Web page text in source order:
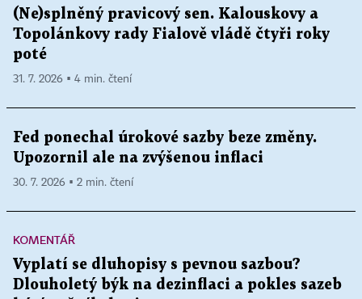
(Ne)splněný pravicový sen. Kalouskovy a
Topolánkovy rady Fialově vládě čtyři roky
poté
31. 7. 2026 ▪ 4 min. čtení
Fed ponechal úrokové sazby beze změny.
Upozornil ale na zvýšenou inflaci
30. 7. 2026 ▪ 2 min. čtení
KOMENTÁŘ
Vyplatí se dluhopisy s pevnou sazbou?
Dlouholetý býk na dezinflaci a pokles sazeb